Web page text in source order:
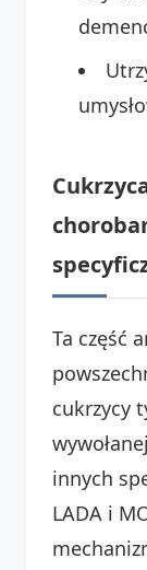
Ta część
cukrzycy
innych
LADA i